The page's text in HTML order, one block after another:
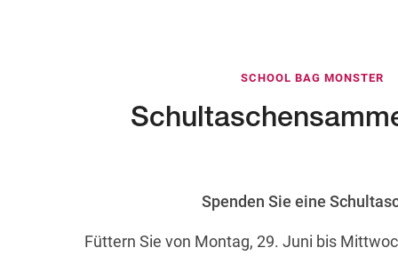
SCHOOL BAG MONSTER
Spenden Sie eine
Füttern Sie von Montag, 29. Juni bis